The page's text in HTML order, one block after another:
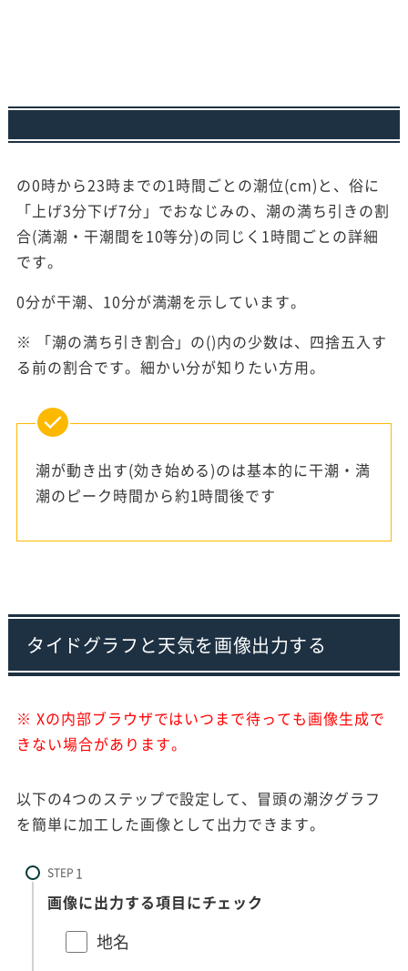
の0時から23時までの1時間ごとの潮位(cm)と、俗に
「上げ3分下げ7分」でおなじみの、潮の満ち引きの割
合(満潮・干潮間を10等分)の同じく1時間ごとの詳細
です。
0分が干潮、10分が満潮を示しています。
※ 「潮の満ち引き割合」の()内の少数は、四捨五入す
る前の割合です。細かい分が知りたい方用。
潮が動き出す(効き始める)のは基本的に干潮・満
潮のピーク時間から約1時間後です
タイドグラフと天気を画像出力する
※ Xの内部ブラウザではいつまで待っても画像生成で
きない場合があります。
以下の4つのステップで設定して、冒頭の潮汐グラフ
を簡単に加工した画像として出力できます。
STEP
画像に出力する項目にチェック
地名